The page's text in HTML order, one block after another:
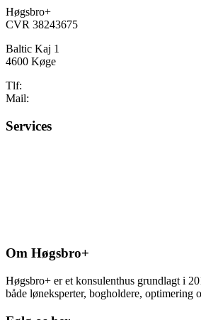
Høgsbro+
CVR 38243675
Baltic Kaj 1
4600 Køge
Tlf:
Mail:
Services
Om Høgsbro+
Høgsbro+ er et konsulenthus grundlagt i
både løneksperter, bogholdere, optimering